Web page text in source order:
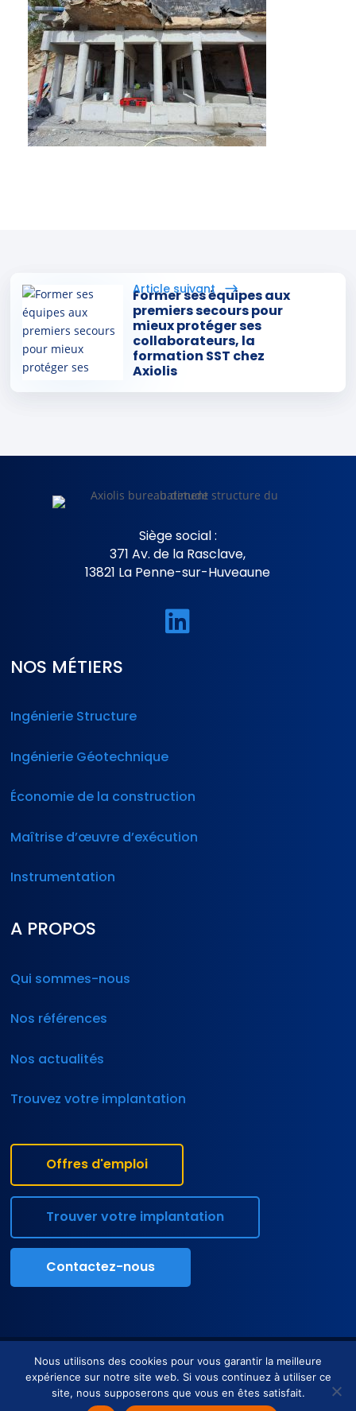
Cohésion d’équipe chez
AXIOLIS : une journée
sportive pour créer du lien
autrement
Former ses équipes aux
premiers secours pour
mieux protéger ses
collaborateurs, la
formation SST chez
Axiolis
Siège social :
371 Av. de la Rasclave,
13821 La Penne-sur-Huveaune

NOS MÉTIERS
Ingénierie Structure
Ingénierie Géotechnique
Économie de la construction
Maîtrise d’œuvre d’exécution
Instrumentation
A PROPOS
Qui sommes-nous
Nos références
Nos actualités
Trouvez votre implantation
Offres d'emploi
Trouver votre implantation
Contactez-nous
confidentialité
Nous utilisons des cookies pour vous garantir la meilleure
expérience sur notre site web. Si vous continuez à utiliser ce
site, nous supposerons que vous en êtes satisfait.